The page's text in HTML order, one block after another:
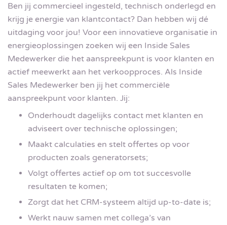
Ben jij commercieel ingesteld, technisch onderlegd en
krijg je energie van klantcontact? Dan hebben wij dé
uitdaging voor jou! Voor een innovatieve organisatie in
energieoplossingen zoeken wij een Inside Sales
Medewerker die het aanspreekpunt is voor klanten en
actief meewerkt aan het verkoopproces. Als Inside
Sales Medewerker ben jij het commerciële
aanspreekpunt voor klanten. Jij:
Onderhoudt dagelijks contact met klanten en
adviseert over technische oplossingen;
Maakt calculaties en stelt offertes op voor
producten zoals generatorsets;
Volgt offertes actief op om tot succesvolle
resultaten te komen;
Zorgt dat het CRM-systeem altijd up-to-date is;
Werkt nauw samen met collega’s van